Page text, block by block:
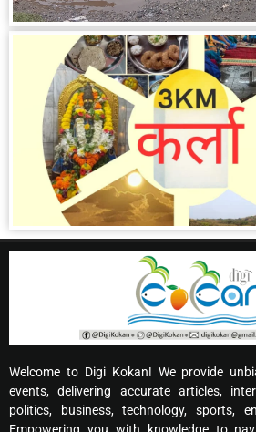
Welcome to Digi Kokan! We provide
events, delivering accurate articles,
politics, business, technology, sports,